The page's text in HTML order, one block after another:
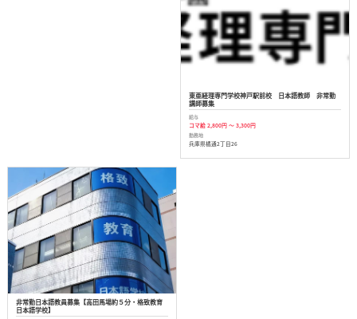
東亜経理専門学校神戸駅前校 日本語教師 非常勤
講師募集
給与
コマ給 2,800円 ～ 3,300円
勤務地
兵庫県橘通2丁目26
非常勤日本語教員募集【高田馬場約５分・格致教育
日本語学校】